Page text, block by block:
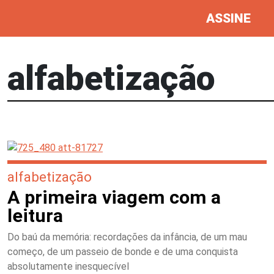
ASSINE
alfabetização
alfabetização
A primeira viagem com a
leitura
Do baú da memória: recordações da infância, de um mau
começo, de um passeio de bonde e de uma conquista
absolutamente inesquecível